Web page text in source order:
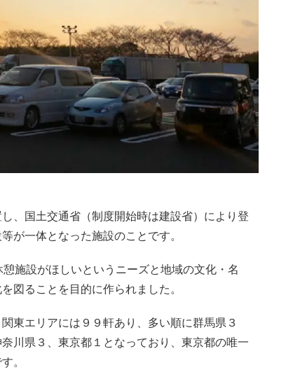
、国土交通省（制度開始時は建設省）により登
が一体となった施設のことです。
施設がほしいというニーズと地域の文化・名
図ることを目的に作られました。
東エリアには９９軒あり、多い順に群馬県３
川県３、東京都１となっており、東京都の唯一
。